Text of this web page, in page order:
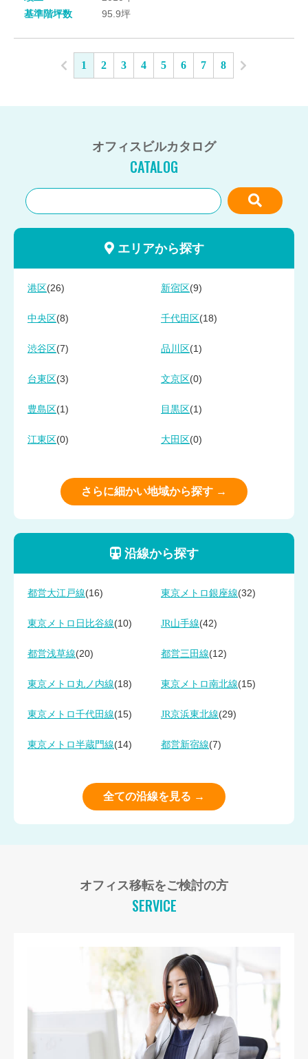
基準階坪数
95.9坪
1 2 3 4 5 6 7 8
オフィスビルカタログ
CATALOG
エリアから探す
港区 (26) 新宿区 (9)
中央区 (8) 千代田区 (18)
渋谷区 (7) 品川区 (1)
台東区 (3) 文京区 (0)
豊島区 (1) 目黒区 (1)
江東区 (0) 大田区 (0)
さらに細かい地域から探す →
沿線から探す
都営大江戸線(16) 東京メトロ銀座線(32)
東京メトロ日比谷線(10) JR山手線(42)
都営浅草線(20) 都営三田線(12)
東京メトロ丸ノ内線(18) 東京メトロ南北線(15)
東京メトロ千代田線(15) JR京浜東北線(29)
東京メトロ半蔵門線(14) 都営新宿線(7)
全ての沿線を見る →
オフィス移転をご検討の方
SERVICE